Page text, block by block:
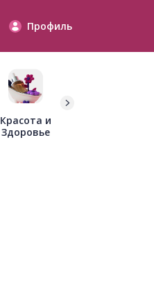
Профиль
Красота и
Здоровье